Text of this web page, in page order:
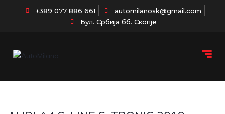
+389 077 886 661
automilanosk@gmail.com
Бул. Србија бб. Скопје